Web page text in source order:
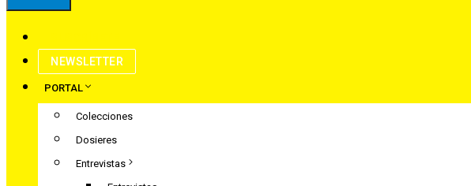
NEWSLETTER
PORTAL
Colecciones
Dosieres
Entrevistas